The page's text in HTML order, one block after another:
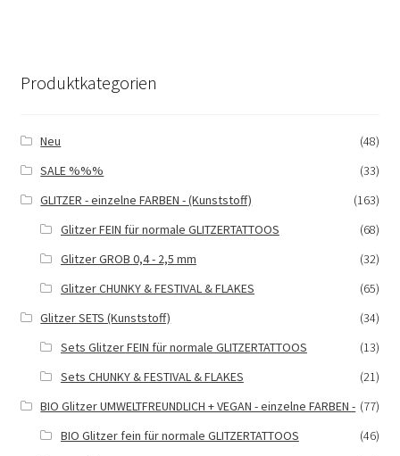
Produktkategorien
Neu
(48)
SALE %%%
(33)
GLITZER - einzelne FARBEN - (Kunststoff)
(163)
Glitzer FEIN für normale GLITZERTATTOOS
(68)
Glitzer GROB 0,4 - 2,5 mm
(32)
Glitzer CHUNKY & FESTIVAL & FLAKES
(65)
Glitzer SETS (Kunststoff)
(34)
Sets Glitzer FEIN für normale GLITZERTATTOOS
(13)
Sets CHUNKY & FESTIVAL & FLAKES
(21)
BIO Glitzer UMWELTFREUNDLICH + VEGAN - einzelne FARBEN - (77)
BIO Glitzer fein für normale GLITZERTATTOOS
(46)